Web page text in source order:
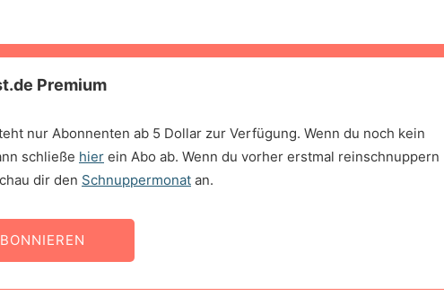
Premium
nur Abonnenten ab 5 Dollar zur Verfügung. Wenn du noch kein
schließe hier ein Abo ab. Wenn du vorher erstmal reinschnuppern
dir den Schnuppermonat an.